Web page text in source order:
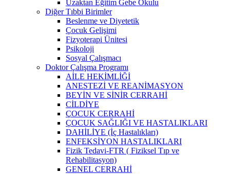
Uzaktan Eğitim Gebe Okulu
Diğer Tıbbi Birimler
Beslenme ve Diyetetik
Çocuk Gelişimi
Fizyoterapi Ünitesi
Psikoloji
Sosyal Çalışmacı
Doktor Çalışma Programı
AİLE HEKİMLİĞİ
ANESTEZİ VE REANİMASYON
BEYİN VE SİNİR CERRAHİ
CİLDİYE
ÇOCUK CERRAHİ
ÇOCUK SAĞLIĞI VE HASTALIKLARI
DAHİLİYE (İç Hastalıkları)
ENFEKSİYON HASTALIKLARI
Fizik Tedavi-FTR ( Fiziksel Tıp ve
Rehabilitasyon)
GENEL CERRAHİ